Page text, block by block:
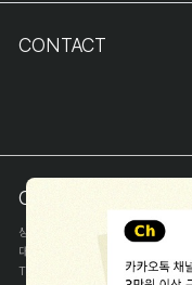
CONTACT
COMPANY INFO
상호
(주)해피프린스
대표
TEL
1668-1570